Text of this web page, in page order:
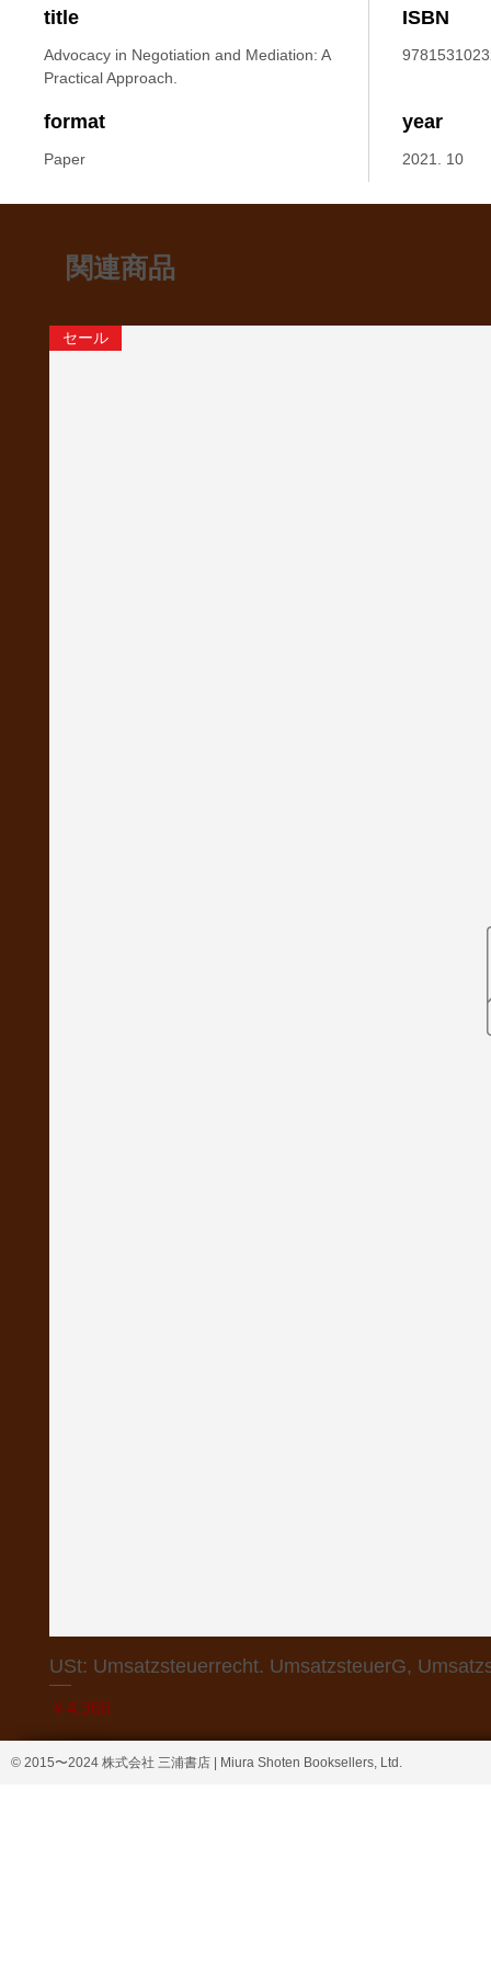
title
Advocacy in Negotiation and Mediation: A
Practical Approach.
ISBN
format
Paper
year
2021. 10
関連商品
セール
USt: Umsatzsteuerrecht. UmsatzsteuerG,
価格
￥4,368
© 2015〜2024 株式会社 三浦書店 | Miura Shoten Booksellers, Ltd.